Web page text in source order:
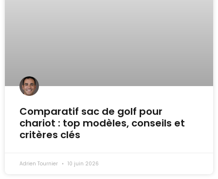
Comparatif sac de golf pour
chariot : top modèles, conseils et
critères clés
Adrien Tournier 10 juin 2026